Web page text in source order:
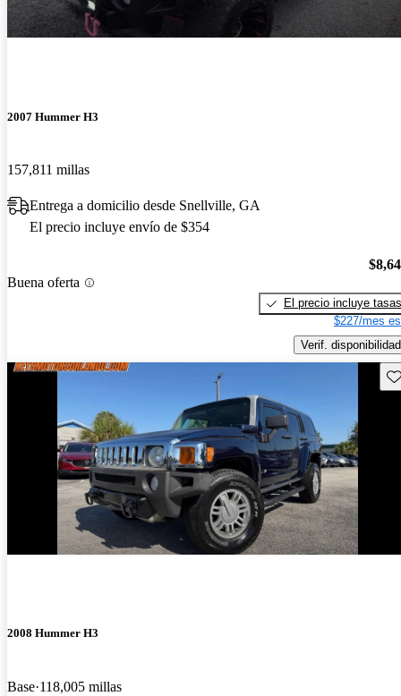
2007 Hummer H3
157,811 millas
Entrega a domicilio desde Snellville, GA
El precio incluye envío de $354
Buena oferta
El precio incluye tasas
$227/mes
Verif. disponibilidad
2008 Hummer H3
Base 118,005 millas